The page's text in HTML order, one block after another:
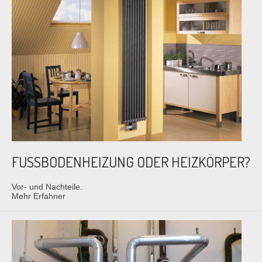
FUSSBODENHEIZUNG ODER HEIZKÖRPER?
Vor- und Nachteile.
Mehr Erfahner